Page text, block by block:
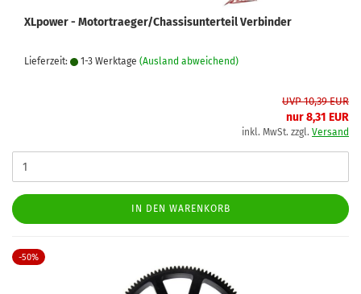
XLpower - Motortraeger/Chassisunterteil Verbinder
Lieferzeit: 1-3 Werktage (Ausland abweichend)
UVP 10,39 EUR
nur 8,31 EUR
inkl. MwSt. zzgl. Versand
IN DEN WARENKORB
-50%